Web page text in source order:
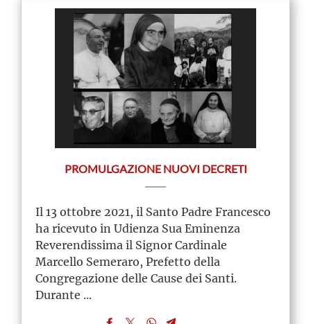
PROMULGAZIONE NUOVI DECRETI
Il 13 ottobre 2021, il Santo Padre Francesco
ha ricevuto in Udienza Sua Eminenza
Reverendissima il Signor Cardinale
Marcello Semeraro, Prefetto della
Congregazione delle Cause dei Santi.
Durante ...